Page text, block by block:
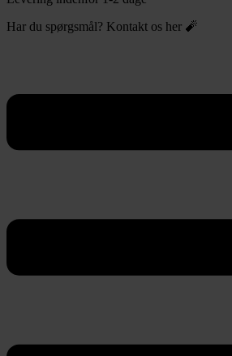
Har du spørgsmål? Kontakt os her 🧨